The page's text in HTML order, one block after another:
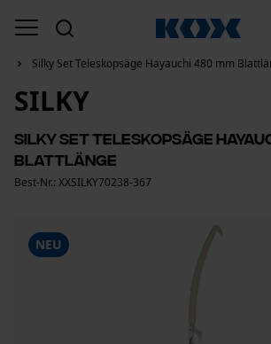
Silky Set Teleskopsäge Hayauchi 480 mm
NEU
SILKY
Silky Set Teleskopsäge
Blattlänge
Best-Nr.: XXSILKY70238-367